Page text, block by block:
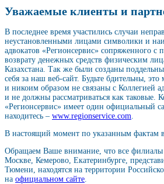
Уважаемые клиенты и
В последнее время участились случаи
неустановленными лицами символики и
адвокатов «Регионсервис» сопряженного с
возврату денежных средств физическим
Казахстана. Так же были созданы
себя за наш веб-сайт. Будьте бдительны,
и никоим образом не связаны с Коллегией
и не должны рассматриваться как таковые.
«Регионсервис» имеет один официальный
находитесь – www.regionservice.com
В настоящий момент по указанным фактам
Обращаем Ваше внимание, что все
Москве, Кемерово, Екатеринбурге,
Тюмени, находятся на территории
на официальном сайте